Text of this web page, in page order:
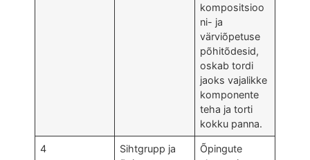
kompositsioo
ni- ja
värviõpetuse
põhitõdesid,
oskab tordi
jaoks vajalikke
komponente
teha ja torti
kokku panna.
4
Sihtgrupp ja
Õpingute